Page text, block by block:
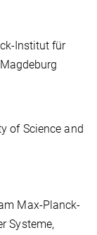
Institut für
of Science and
Max-Planck-
Systeme,